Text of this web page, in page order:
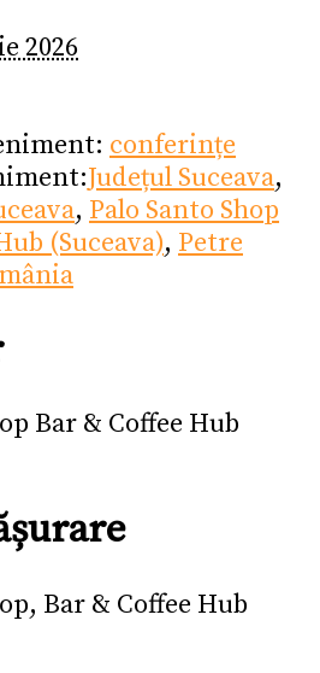
2026
conferințe
Județul Suceava,
, Palo Santo Shop
(Suceava), Petre
Bar & Coffee Hub
Bar & Coffee Hub